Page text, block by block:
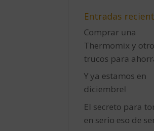
Entradas
Comprar una
Thermomix y
trucos para
Y ya estamos en
diciembre!
El secreto para
en serio eso de